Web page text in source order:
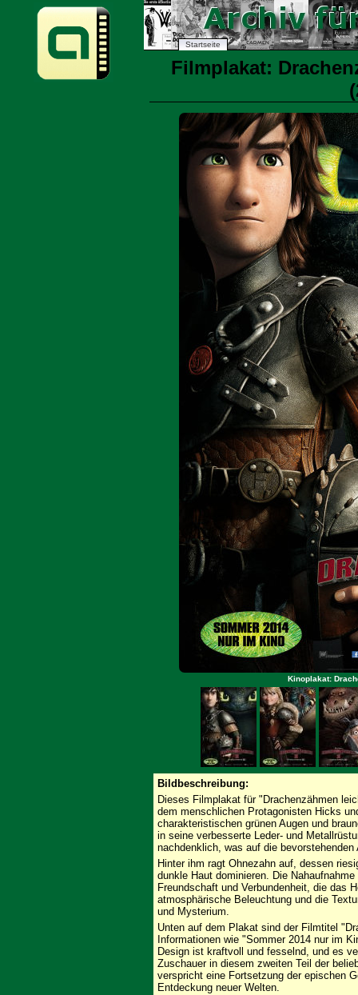
Startseite
Filmplakat:
Kinoplakat:
Bildbeschreibung:
Dieses Filmplakat für "Drachenzähmen
dem menschlichen Protagonisten Hicks
charakteristischen grünen Augen und
in seine verbesserte Leder- und
nachdenklich, was auf die
Hinter ihm ragt Ohnezahn auf, dessen
dunkle Haut dominieren. Die
Freundschaft und Verbundenheit, die das
atmosphärische Beleuchtung und die
und Mysterium.
Unten auf dem Plakat sind der Filmtitel
Informationen wie "Sommer 2014 nur im
Design ist kraftvoll und fesselnd, und es
Zuschauer in diesem zweiten Teil der
verspricht eine Fortsetzung der epischen
Entdeckung neuer Welten.